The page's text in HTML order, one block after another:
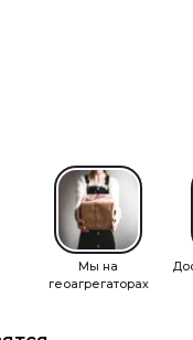
Мы на
геоагрегаторах